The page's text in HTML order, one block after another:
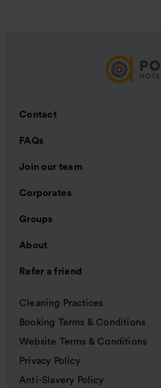
Contact
FAQs
Join our team
Corporates
Groups
About
Refer a friend
Cleaning Practices
Booking Terms & Conditions
Website Terms & Conditions
Privacy Policy
Anti-Slavery Policy